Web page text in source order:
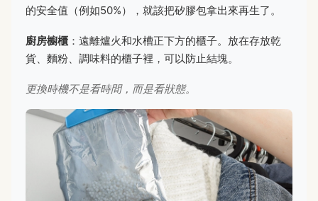
的安全值（例如50%），就該把矽膠包拿出來再生了。
廚房櫥櫃 ：遠離爐火和水槽正下方的櫃子。放在存放乾
貨、麵粉、調味料的櫃子裡，可以防止結塊。
更換時機不是看時間，而是看狀態。